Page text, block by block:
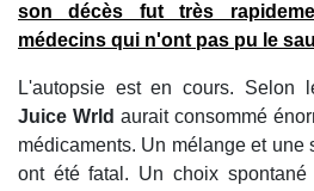
son décès fut très
médecins qui n'ont pas pu le
L'autopsie est en cours. Selon
Juice Wrld aurait consommé
médicaments. Un mélange et une
ont été fatal. Un choix